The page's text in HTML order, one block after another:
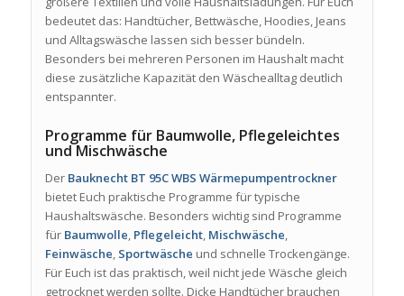
bedeutet das: Handtücher, Bettwäsche, Hoodies, Jeans
und Alltagswäsche lassen sich besser bündeln.
Besonders bei mehreren Personen im Haushalt macht
diese zusätzliche Kapazität den Wäschealltag deutlich
entspannter.
Programme für Baumwolle, Pflegeleichtes
und Mischwäsche
Der Bauknecht BT 95C WBS Wärmepumpentrockner
bietet Euch praktische Programme für typische
Haushaltswäsche. Besonders wichtig sind Programme
für Baumwolle, Pflegeleicht, Mischwäsche,
Feinwäsche, Sportwäsche und schnelle Trockengänge.
Für Euch ist das praktisch, weil nicht jede Wäsche gleich
getrocknet werden sollte. Dicke Handtücher brauchen